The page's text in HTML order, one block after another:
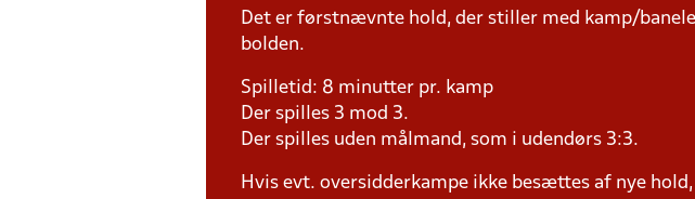
Det er førstnævnte hold, der stiller med kamp/
bolden.
Spilletid: 8 minutter pr. kamp
Der spilles 3 mod 3.
Der spilles uden målmand, som i udendørs 3:3.
Hvis evt. oversidderkampe ikke besættes af nye